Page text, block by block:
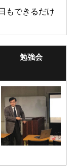
もできるだけ
勉強会